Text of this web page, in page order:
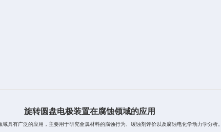
旋转圆盘电极装置在腐蚀领域的应用
域具有广泛的应用，主要用于研究金属材料的腐蚀行为、缓蚀剂评价以及腐蚀电化学动力学分析。